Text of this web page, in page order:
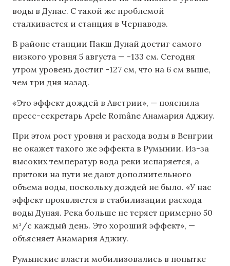
воды в Дунае. С такой же проблемой
сталкивается и станция в Чернаводэ.
В районе станции Пакш Дунай достиг самого
низкого уровня 5 августа — -133 см. Сегодня
утром уровень достиг -127 см, что на 6 см выше,
чем три дня назад.
«Это эффект дождей в Австрии», — пояснила
пресс-секретарь Apele Române Анамария Аджиу.
При этом рост уровня и расхода воды в Венгрии
не окажет такого же эффекта в Румынии. Из-за
высоких температур вода реки испаряется, а
притоки на пути не дают дополнительного
объема воды, поскольку дождей не было. «У нас
эффект проявляется в стабилизации расхода
воды Дуная. Река больше не теряет примерно 50
м³/с каждый день. Это хороший эффект», —
объясняет Анамария Аджиу.
Румынские власти мобилизовались в попытке